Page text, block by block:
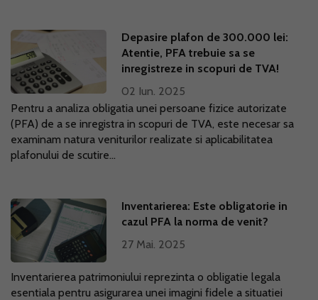
Depasire plafon de 300.000 lei:
Atentie, PFA trebuie sa se
inregistreze in scopuri de TVA!
02 Iun. 2025
Pentru a analiza obligatia unei persoane fizice autorizate
(PFA) de a se inregistra in scopuri de TVA, este necesar sa
examinam natura veniturilor realizate si aplicabilitatea
plafonului de scutire...
Inventarierea: Este obligatorie in
cazul PFA la norma de venit?
27 Mai. 2025
Inventarierea patrimoniului reprezinta o obligatie legala
esentiala pentru asigurarea unei imagini fidele a situatiei